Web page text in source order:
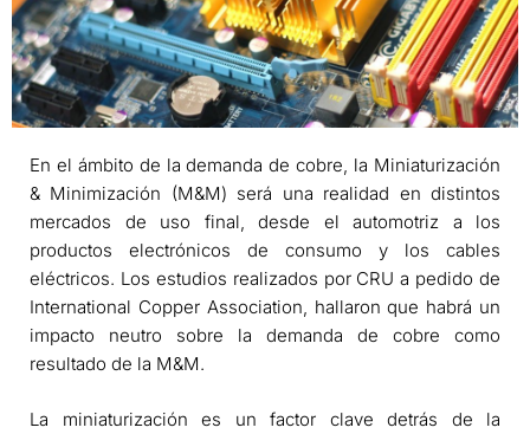
En el ámbito de la demanda de cobre, la Miniaturización
& Minimización (M&M) será una realidad en distintos
mercados de uso final, desde el automotriz a los
productos electrónicos de consumo y los cables
eléctricos. Los estudios realizados por CRU a pedido de
International Copper Association, hallaron que habrá un
impacto neutro sobre la demanda de cobre como
resultado de la M&M.
La miniaturización es un factor clave detrás de la